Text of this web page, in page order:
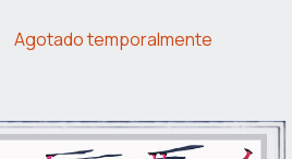
Agotado temporalmente